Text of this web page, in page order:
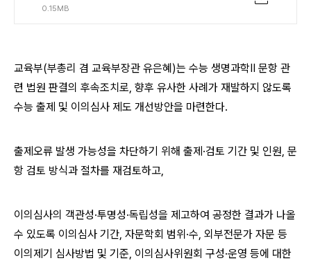
0.15MB
교육부(부총리 겸 교육부장관 유은혜)는 수능 생명과학II 문항 관
련 법원 판결의 후속조치로, 향후 유사한 사례가 재발하지 않도록
수능 출제 및 이의심사 제도 개선방안을 마련한다.
출제오류 발생 가능성을 차단하기 위해 출제·검토 기간 및 인원, 문
항 검토 방식과 절차를 재검토하고,
이의심사의 객관성·투명성·독립성을 제고하여 공정한 결과가 나올
수 있도록 이의심사 기간, 자문학회 범위·수, 외부전문가 자문 등
이의제기 심사방법 및 기준, 이의심사위원회 구성·운영 등에 대한